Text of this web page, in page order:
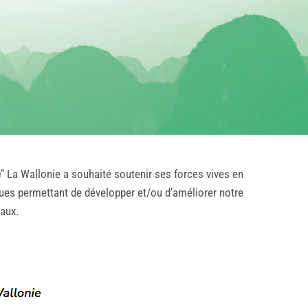
" La Wallonie a souhaité soutenir ses forces vives en
permettant de développer et/ou d’améliorer notre